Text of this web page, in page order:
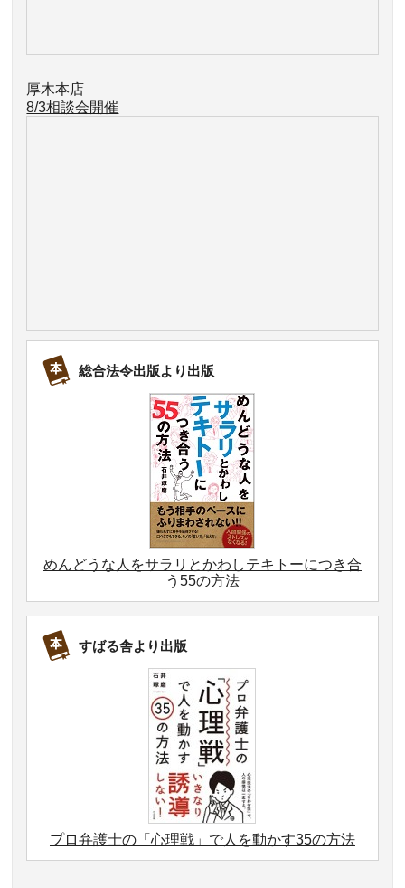
厚木本店
8/3相談会開催
総合法令出版より出版
めんどうな人をサラリとかわしテキトーにつき合
う55の方法
すばる舎より出版
プロ弁護士の「心理戦」で人を動かす35の方法